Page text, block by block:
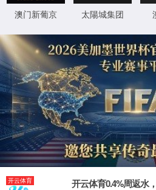
进全国统一大市场建设》。
对风险挑战的底气。